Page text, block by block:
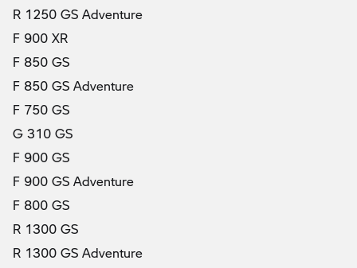
R 1250 GS Adventure
F 900 XR
F 850 GS
F 850 GS Adventure
F 750 GS
G 310 GS
F 900 GS
F 900 GS Adventure
F 800 GS
R 1300 GS
R 1300 GS Adventure